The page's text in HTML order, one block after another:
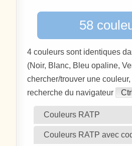
58
4 couleurs sont identiques
(Noir, Blanc, Bleu opaline,
chercher/trouver une
recherche du navigateur
Couleurs RATP
Couleurs RATP avec